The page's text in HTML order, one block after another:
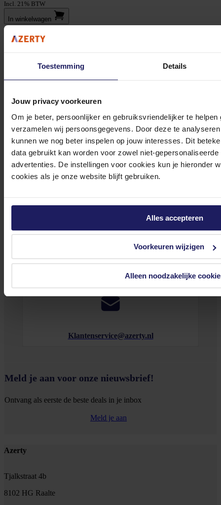
Toestemming Details
Jouw privacy voorkeuren
Om je beter, persoonlijker en gebruiksvriendelijker te
verzamelen wij persoonsgegevens. Door deze te
kunnen we nog beter inspelen op jouw interesses. Dit
data gebruikt kan worden voor zowel niet-
advertenties. De instellingen voor cookies kun je hieronder
cookies als je onze website blijft gebruiken.
Alles accepteren
Voorkeuren wijzigen
Alleen noodzakelijke
Incl. 21% BTW
In winkel­wagen
Stel jouw vragen aan onze klantenservice!
door indien nodig.
Onze klantenservice is via mail bereikbaar van maandag t/m vrijdag van 09.00
tot 17.00 uur en op zaterdag van 10.00 tot 15.00 uur.
Bekijk onze veelgestelde vragen
Klantenservice@azerty.nl
Meld je aan voor onze nieuwsbrief!
Ontvang als eerste de beste deals in je inbox
Meld je aan
Footer
Azerty
Tjalkstraat 4b
8102 HG Raalte